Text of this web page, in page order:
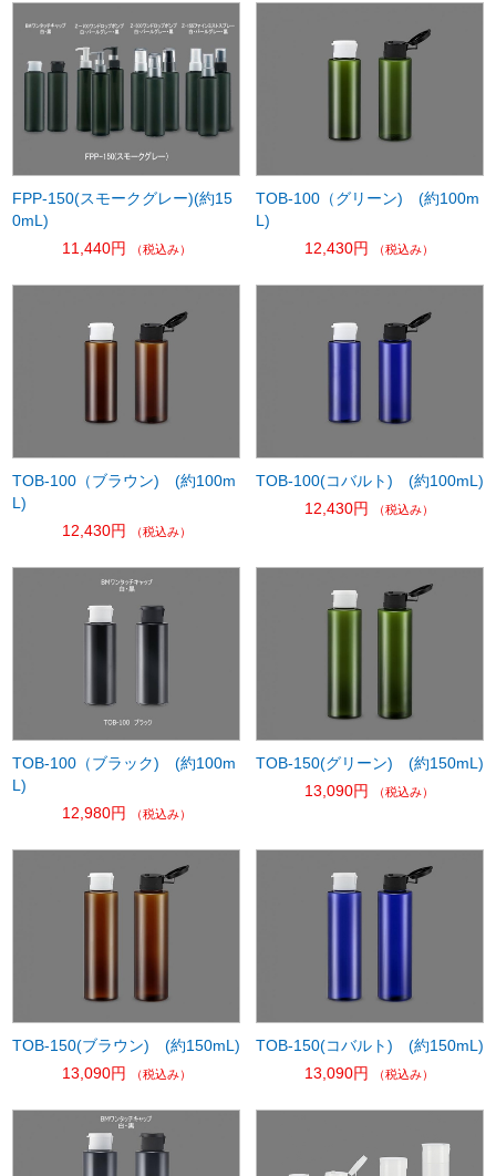
FPP-150(スモークグレー)(約15
0mL)
11,440円
（税込み）
TOB-100（グリーン) (約100m
L)
12,430円
（税込み）
TOB-100（ブラウン) (約100m
L)
12,430円
（税込み）
TOB-100(コバルト) (約100mL)
12,430円
（税込み）
TOB-100（ブラック) (約100m
L)
12,980円
（税込み）
TOB-150(グリーン) (約150mL)
13,090円
（税込み）
TOB-150(ブラウン) (約150mL)
13,090円
（税込み）
TOB-150(コバルト) (約150mL)
13,090円
（税込み）